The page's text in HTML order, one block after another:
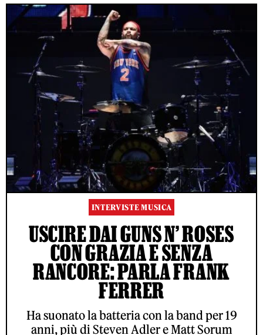
INTERVISTE MUSICA
USCIRE DAI GUNS N’ ROSES
CON GRAZIA E SENZA
RANCORE: PARLA FRANK
FERRER
Ha suonato la batteria con la band per 19
anni, più di Steven Adler e Matt Sorum